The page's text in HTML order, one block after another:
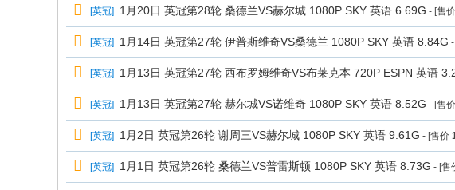
[英冠] 1月20日 英冠第28轮 桑德兰VS赫尔城 1080P SKY 英语 6.69G - [售价
[英冠] 1月14日 英冠第27轮 伊普斯维奇VS桑德兰 1080P SKY 英语 8.84G
[英冠] 1月13日 英冠第27轮 西布罗姆维奇VS布莱克本 720P ESPN 英语
[英冠] 1月13日 英冠第27轮 赫尔城VS诺维奇 1080P SKY 英语 8.52G - [售价
[英冠] 1月2日 英冠第26轮 谢周三VS赫尔城 1080P SKY 英语 9.61G - [售价
[英冠] 1月1日 英冠第26轮 桑德兰VS普雷斯顿 1080P SKY 英语 8.73G - [售